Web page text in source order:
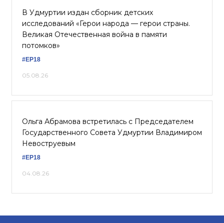
В Удмуртии издан сборник детских
исследований «Герои народа — герои страны.
Великая Отечественная война в памяти
потомков»
#ЕР18
05.08.26
Ольга Абрамова встретилась с Председателем
Государственного Совета Удмуртии Владимиром
Невоструевым
#ЕР18
04.08.26